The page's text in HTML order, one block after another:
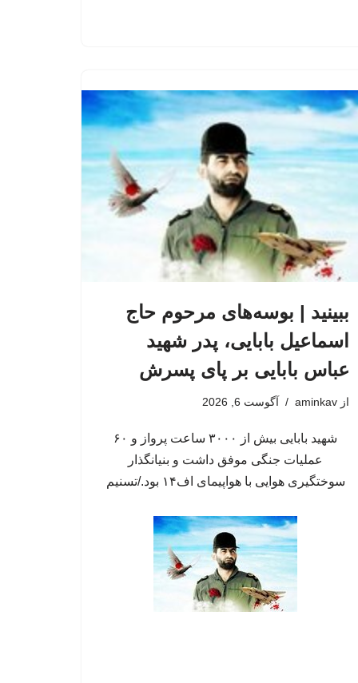
ببینید | بوسه‌های مرحوم حاج
اسماعیل بابایی، پدر شهید
عباس بابایی بر پای پسرش
از aminkav آگوست 6, 2026
شهید بابایی بیش از ۳۰۰۰ ساعت پرواز و ۶۰
عملیات جنگی موفق داشت و بنیانگذار
سوختگیری هوایی با هواپیمای اف۱۴ بود./تسنیم